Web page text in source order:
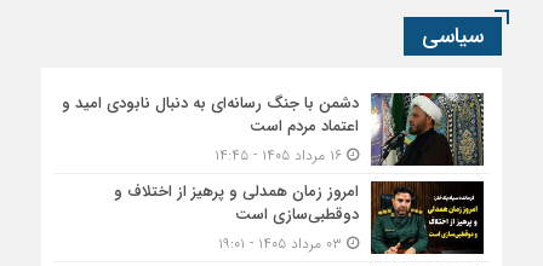
سیاسی
دشمن با جنگ رسانه‌ای به دنبال نابودی امید و
اعتماد مردم است
۱۶ مرداد ۱۴۰۵ - ۱۴:۴۵
امروز زمان همدلی و پرهیز از اختلاف و
دوقطبی‌سازی است